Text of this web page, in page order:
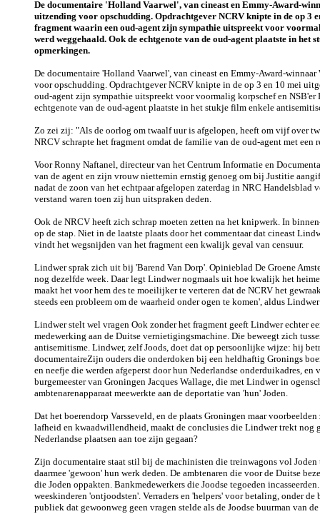
De documentaire 'Holland Vaarwel', van cineast en Emmy-Award-
uitzending voor opschudding. Opdrachtgever NCRV knipte in de op 3
fragment waarin een oud-agent zijn sympathie uitspreekt voor
werd weggehaald. Ook de echtgenote van de oud-agent plaatste in het
opmerkingen.
De documentaire 'Holland Vaarwel', van cineast en Emmy-Award-
voor opschudding. Opdrachtgever NCRV knipte in de op 3 en 10 mei
oud-agent zijn sympathie uitspreekt voor voormalig korpschef en
echtgenote van de oud-agent plaatste in het stukje film enkele
Zo zei zij: "Als de oorlog om twaalf uur is afgelopen, heeft om vijf over
NRCV schrapte het fragment omdat de familie van de oud-agent met een
Voor Ronny Naftanel, directeur van het Centrum Informatie en
van de agent en zijn vrouw niettemin ernstig genoeg om bij Justitie
nadat de zoon van het echtpaar afgelopen zaterdag in NRC
verstand waren toen zij hun uitspraken deden.
Ook de NRCV heeft zich schrap moeten zetten na het knipwerk. In
op de stap. Niet in de laatste plaats door het commentaar dat cineast
vindt het wegsnijden van het fragment een kwalijk geval van censuur.
Lindwer sprak zich uit bij 'Barend Van Dorp'. Opinieblad De Groene
nog dezelfde week. Daar legt Lindwer nogmaals uit hoe kwalijk het
maakt het voor hem des te moeilijker te verteren dat de NCRV het
steeds een probleem om de waarheid onder ogen te komen', aldus
Lindwer stelt wel vragen Ook zonder het fragment geeft Lindwer echter
medewerking aan de Duitse vernietigingsmachine. Die beweegt zich
antisemitisme. Lindwer, zelf Joods, doet dat op persoonlijke wijze: hij
documentaireZijn ouders die onderdoken bij een heldhaftig Gronings
en neefje die werden afgeperst door hun Nederlandse onderduikadres,
burgemeester van Groningen Jacques Wallage, die met Lindwer in
ambtenarenapparaat meewerkte aan de deportatie van 'hun' Joden.
Dat het boerendorp Varsseveld, en de plaats Groningen maar
lafheid en kwaadwillendheid, maakt de conclusies die Lindwer trekt nog
Nederlandse plaatsen aan toe zijn gegaan?
Zijn documentaire staat stil bij de machinisten die treinwagons vol Joden
daarmee 'gewoon' hun werk deden. De ambtenaren die voor de Duitse
die Joden oppakten. Bankmedewerkers die Joodse tegoeden
weeskinderen 'ontjoodsten'. Verraders en 'helpers' voor betaling, onder
publiek dat gewoonweg geen vragen stelde als de Joodse buurman van